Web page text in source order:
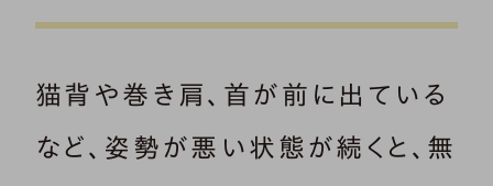
猫背や巻き肩、首が前に出ている
など、姿勢が悪い状態が続くと、無